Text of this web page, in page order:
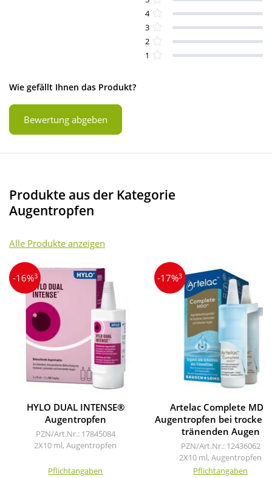
4
3
2
1
Wie gefällt Ihnen das Produkt?
Bewertung abgeben
Produkte aus der Kategorie
Augentropfen
Alle Produkte anzeigen
-16%3
HYLO DUAL INTENSE®
Augentropfen
PZN/Art.Nr.: 17845084
2X10 ml, Augentropfen
Pflichtangaben
-17%3
Artelac Complete MDO
Augentropfen bei
tränenden Augen
PZN/Art.Nr.: 12436062
2X10 ml, Augentropfen
Pflichtangaben